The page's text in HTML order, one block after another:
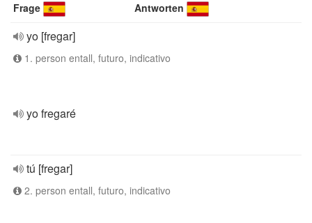
Frage Antworten
yo [fregar]
1. person entall, futuro, indicativo
yo fregaré
tú [fregar]
2. person entall, futuro, indicativo